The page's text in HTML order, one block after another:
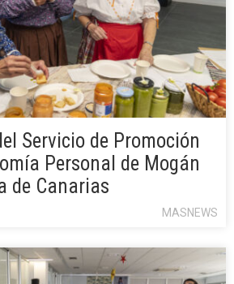
Servicio de Promoción
Personal de Mogán
de Canarias
MASNEWS